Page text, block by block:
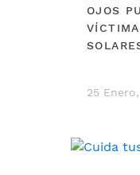
OJOS
25